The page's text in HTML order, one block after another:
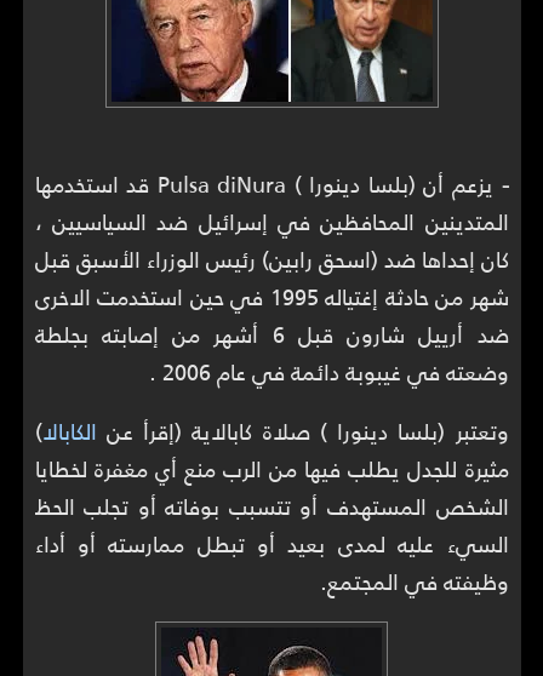
-
يزعم أن (بلسا دينورا ) Pulsa diNura قد استخدمها
المتدينين المحافظين في إسرائيل ضد السياسيين ،
كان إحداها ضد (اسحق رابين) رئيس الوزراء الأسبق قبل
شهر من حادثة إغتياله 1995 في حين استخدمت الاخرى
ضد أرييل شارون قبل 6 أشهر من إصابته بجلطة
وضعته في غيبوبة دائمة في عام 2006 .
وتعتبر (بلسا دينورا ) صلاة كابالاية (إقرأ عن الكابالا)
مثيرة للجدل يطلب فيها من الرب منع أي مغفرة لخطايا
الشخص المستهدف أو تتسبب بوفاته أو تجلب الحظ
السيء عليه لمدى بعيد أو تبطل ممارسته أو أداء
وظيفته في المجتمع.